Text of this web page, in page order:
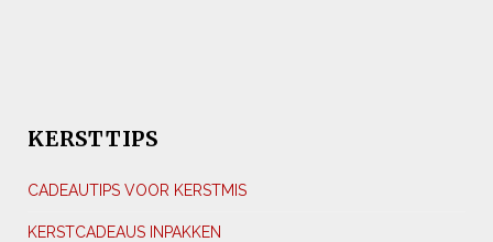
KERSTTIPS
CADEAUTIPS VOOR KERSTMIS
KERSTCADEAUS INPAKKEN